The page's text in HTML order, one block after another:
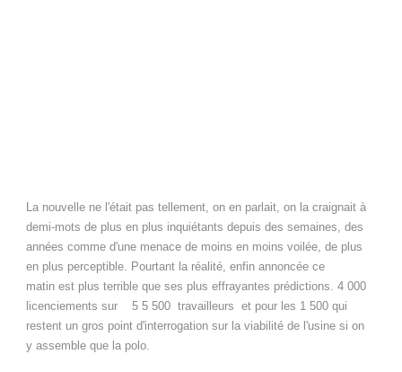
La nouvelle ne l'était pas tellement, on en parlait, on la craignait à
demi-mots de plus en plus inquiétants depuis des semaines, des
années comme d'une menace de moins en moins voilée, de plus
en plus perceptible. Pourtant la réalité, enfin annoncée ce
matin est plus terrible que ses plus effrayantes prédictions. 4 000
licenciements sur 5 5 500 travailleurs et pour les 1 500 qui
restent un gros point d'interrogation sur la viabilité de l'usine si on
y assemble que la polo.